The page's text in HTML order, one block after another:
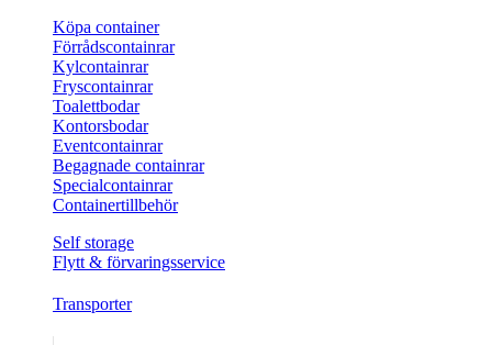
Köpa container
Förrådscontainrar
Kylcontainrar
Fryscontainrar
Toalettbodar
Kontorsbodar
Eventcontainrar
Begagnade containrar
Specialcontainrar
Containertillbehör
Self storage
Flytt & förvaringsservice
Transporter